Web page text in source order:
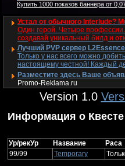
Купить 1000 показов баннера от
Устал от обычного Interlude?
Один герой. Четыре
создавай уникальный билд и
Лучший PVP сервер
Только у нас всего можно
настоящему честной! Каждый
Разместите здесь Ваше
Promo-Reklama.ru
Version 1.0
Информация о Квесте
Ур/рекУр Название
Раса
99/99
Temporary